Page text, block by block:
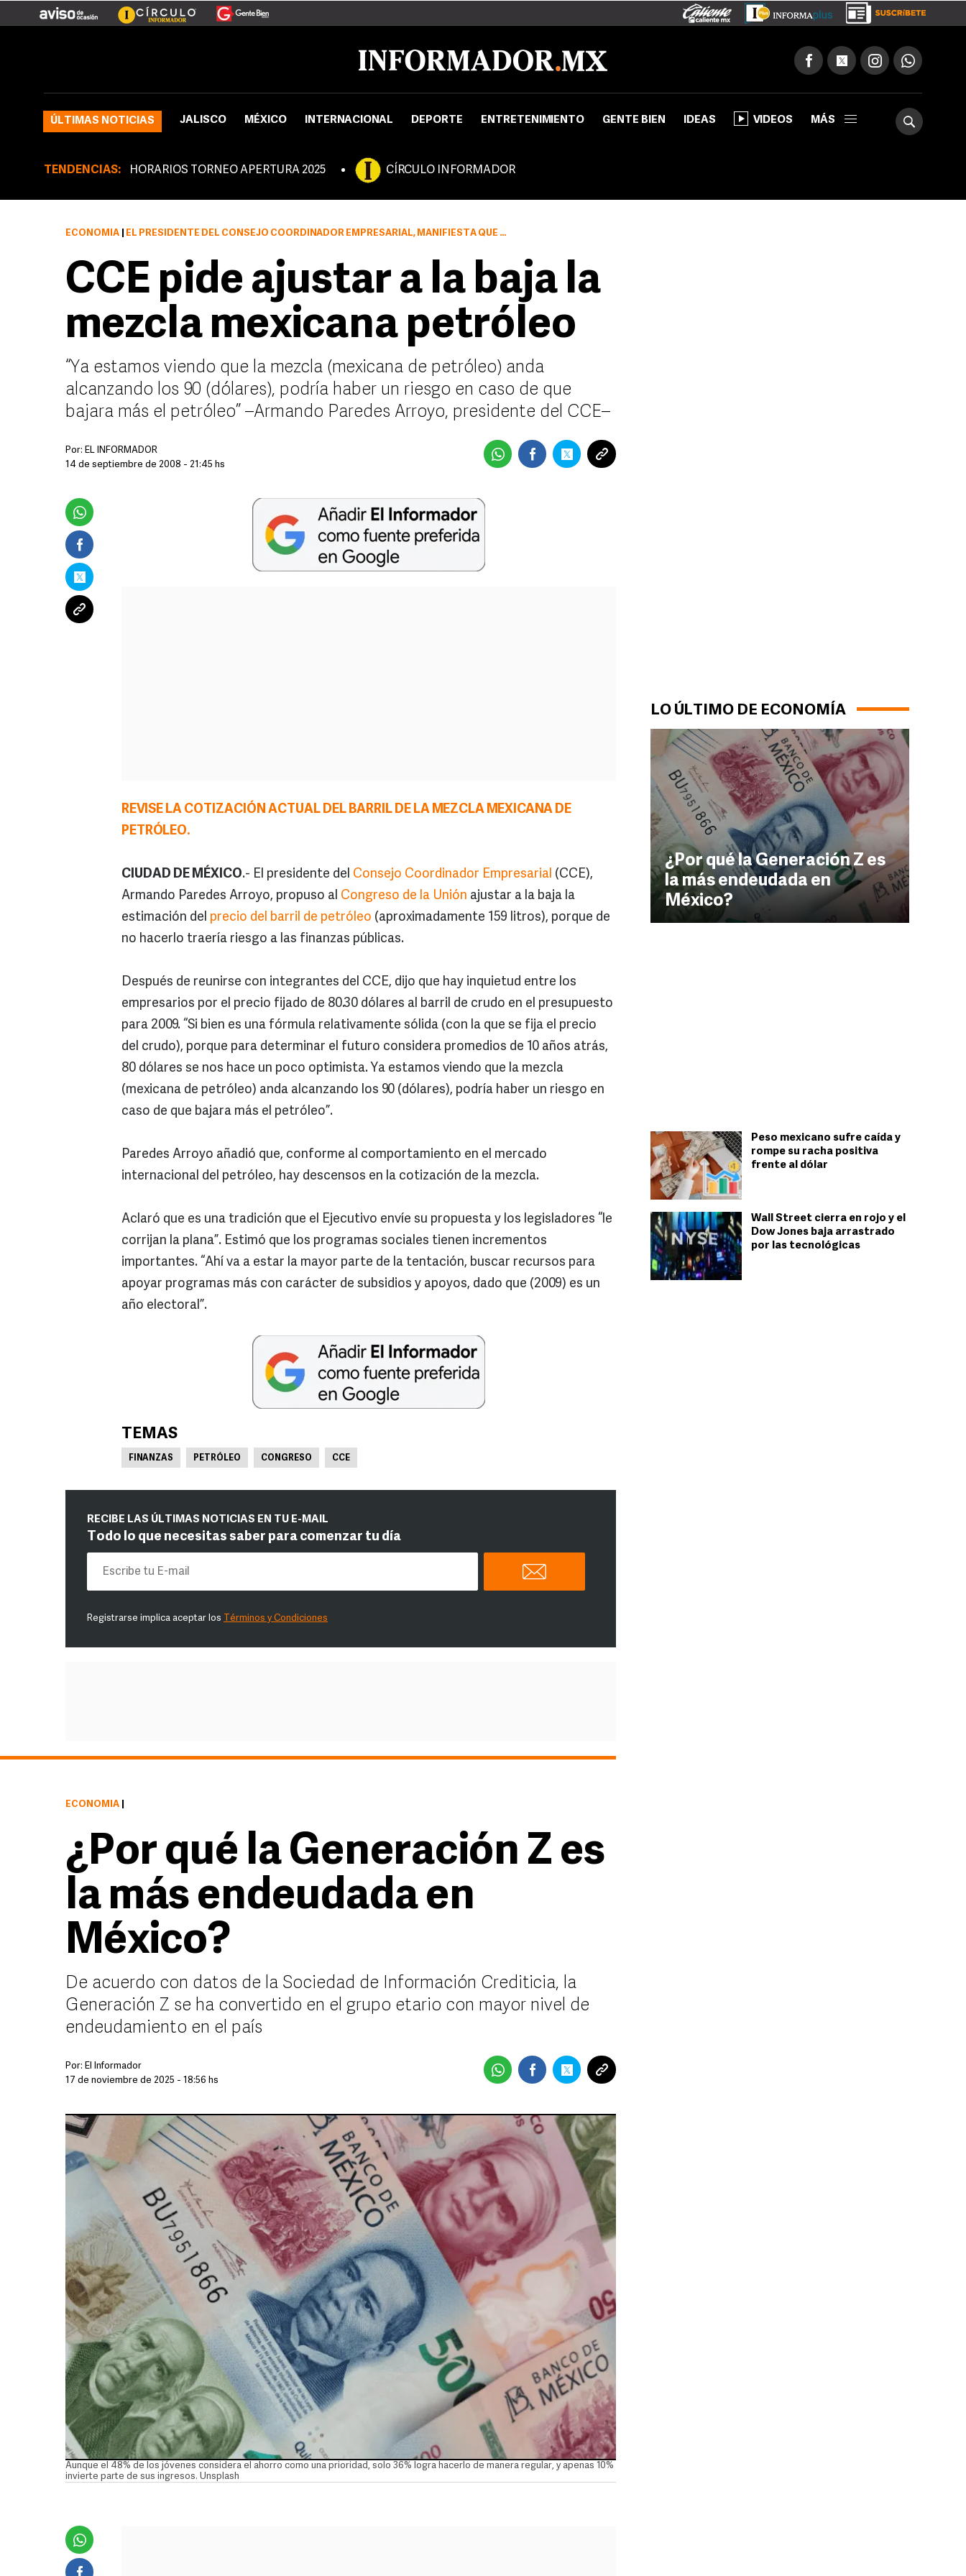
ÚLTIMAS NOTICIAS JALISCO MÉXICO INTERNACIONAL DEPORTE ENTRETENIMIENTO GENTE BIEN IDEAS VIDEOS MÁS
TENDENCIAS: HORARIOS TORNEO APERTURA 2025 CÍRCULO INFORMADOR
LO ÚLTIMO DE ECONOMÍA
¿Por qué la Generación Z es
la más endeudada en
México?
Peso mexicano sufre caída y
rompe su racha positiva
frente al dólar
Wall Street cierra en rojo y el
Dow Jones baja arrastrado
por las tecnológicas
ECONOMÍA EL PRESIDENTE DEL CONSEJO COORDINADOR EMPRESARIAL, MANIFIESTA QUE 80.30 DÓLARES ES UNA ESTIMACIÓN OPTIMISTA PARA 2009
CCE pide ajustar a la baja la
mezcla mexicana petróleo
“Ya estamos viendo que la mezcla (mexicana de petróleo) anda
alcanzando los 90 (dólares), podría haber un riesgo en caso de que
bajara más el petróleo” –Armando Paredes Arroyo, presidente del CCE–
Por: EL INFORMADOR
14 de septiembre de 2008 - 21:45 hs
REVISE LA COTIZACIÓN ACTUAL DEL BARRIL DE LA MEZCLA MEXICANA DE
PETRÓLEO.
CIUDAD DE MÉXICO.- El presidente del Consejo Coordinador Empresarial (CCE),
Armando Paredes Arroyo, propuso al Congreso de la Unión ajustar a la baja la
estimación del precio del barril de petróleo (aproximadamente 159 litros), porque de
no hacerlo traería riesgo a las finanzas públicas.
Después de reunirse con integrantes del CCE, dijo que hay inquietud entre los
empresarios por el precio fijado de 80.30 dólares al barril de crudo en el presupuesto
para 2009. “Si bien es una fórmula relativamente sólida (con la que se fija el precio
del crudo), porque para determinar el futuro considera promedios de 10 años atrás,
80 dólares se nos hace un poco optimista. Ya estamos viendo que la mezcla
(mexicana de petróleo) anda alcanzando los 90 (dólares), podría haber un riesgo en
caso de que bajara más el petróleo”.
Paredes Arroyo añadió que, conforme al comportamiento en el mercado
internacional del petróleo, hay descensos en la cotización de la mezcla.
Aclaró que es una tradición que el Ejecutivo envíe su propuesta y los legisladores “le
corrijan la plana”. Estimó que los programas sociales tienen incrementos
importantes. “Ahí va a estar la mayor parte de la tentación, buscar recursos para
apoyar programas más con carácter de subsidios y apoyos, dado que (2009) es un
año electoral”.
TEMAS
FINANZAS PETRÓLEO CONGRESO CCE
RECIBE LAS ÚLTIMAS NOTICIAS EN TU E-MAIL
Todo lo que necesitas saber para comenzar tu día
Registrarse implica aceptar los Términos y Condiciones
ECONOMÍA
¿Por qué la Generación Z es
la más endeudada en
México?
De acuerdo con datos de la Sociedad de Información Crediticia, la
Generación Z se ha convertido en el grupo etario con mayor nivel de
endeudamiento en el país
Por: El Informador
17 de noviembre de 2025 - 18:56 hs
Aunque el 48% de los jóvenes considera el ahorro como una prioridad, solo 36% logra hacerlo de manera regular, y apenas 10%
invierte parte de sus ingresos. Unsplash